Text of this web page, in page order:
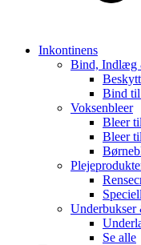
Inkontinens
Bind, Indlæg
Bind
Voksenbleer
Bleer
Bleer
Underbukser
Se alle